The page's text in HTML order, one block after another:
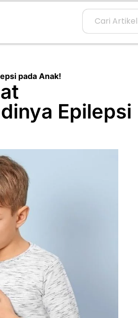
pada Anak!
Epilepsi